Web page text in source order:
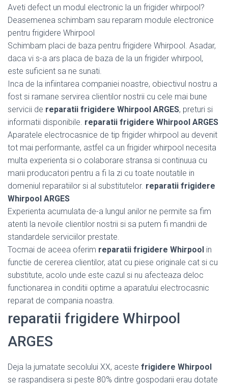
Aveti defect un modul electronic la un frigider whirpool?
Deasemenea schimbam sau reparam module electronice
pentru frigidere Whirpool
Schimbam placi de baza pentru frigidere Whirpool. Asadar,
daca vi s-a ars placa de baza de la un frigider whirpool,
este suficient sa ne sunati.
Inca de la infiintarea companiei noastre, obiectivul nostru a
fost si ramane servirea clientilor nostrii cu cele mai bune
servicii de reparatii frigidere Whirpool ARGES, preturi si
informatii disponibile. reparatii frigidere Whirpool ARGES
Aparatele electrocasnice de tip frigider whirpool au devenit
tot mai performante, astfel ca un frigider whirpool necesita
multa experienta si o colaborare stransa si continuua cu
marii producatori pentru a fi la zi cu toate noutatile in
domeniul reparatiilor si al substitutelor. reparatii frigidere
Whirpool ARGES
Experienta acumulata de-a lungul anilor ne permite sa fim
atenti la nevoile clientilor nostrii si sa putem fi mandrii de
standardele serviciilor prestate.
Tocmai de aceea oferim reparatii frigidere Whirpool in
functie de cererea clientilor, atat cu piese originale cat si cu
substitute, acolo unde este cazul si nu afecteaza deloc
functionarea in conditii optime a aparatului electrocasnic
reparat de compania noastra.
reparatii frigidere Whirpool
ARGES
Deja la jumatate secolului XX, aceste frigidere Whirpool
se raspandisera si peste 80% dintre gospodarii erau dotate